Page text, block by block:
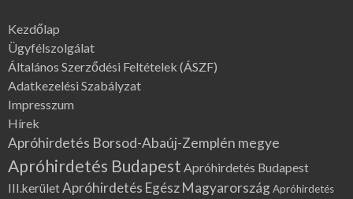
Kezdőlap
Ügyfélszolgálat
Általános Szerződési Feltételek (ÁSZF)
Adatkezelési Szabályzat
Impresszum
Hírek
Apróhirdetés Borsod-Abaúj-Zemplén megye
Apróhirdetés Budapest Apróhirdetés Budapest
III.kerületApróhirdetés Egész MagyarországApróhirdetés